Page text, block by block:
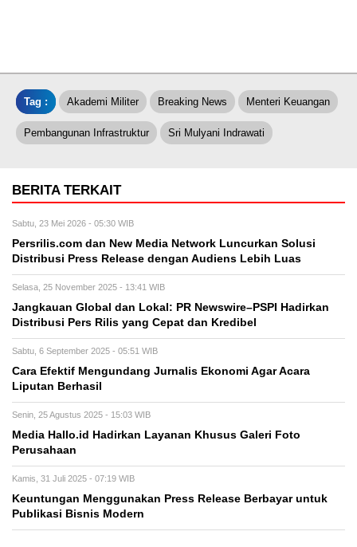
Tag : Akademi Militer Breaking News Menteri Keuangan
Pembangunan Infrastruktur Sri Mulyani Indrawati
BERITA TERKAIT
Sabtu, 23 Mei 2026 - 05:30 WIB
Persrilis.com dan New Media Network Luncurkan Solusi
Distribusi Press Release dengan Audiens Lebih Luas
Selasa, 25 November 2025 - 13:41 WIB
Jangkauan Global dan Lokal: PR Newswire–PSPI Hadirkan
Distribusi Pers Rilis yang Cepat dan Kredibel
Sabtu, 6 September 2025 - 05:51 WIB
Cara Efektif Mengundang Jurnalis Ekonomi Agar Acara
Liputan Berhasil
Senin, 25 Agustus 2025 - 15:03 WIB
Media Hallo.id Hadirkan Layanan Khusus Galeri Foto
Perusahaan
Kamis, 31 Juli 2025 - 07:19 WIB
Keuntungan Menggunakan Press Release Berbayar untuk
Publikasi Bisnis Modern